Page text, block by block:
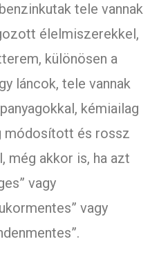
tele vannak
élelmiszerekkel,
különösen a
láncok, tele vannak
kémiailag
módosított és rossz
még akkor is, ha azt
vagy
vagy